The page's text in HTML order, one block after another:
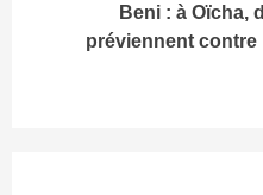
Beni : à Oïcha,
préviennent contre